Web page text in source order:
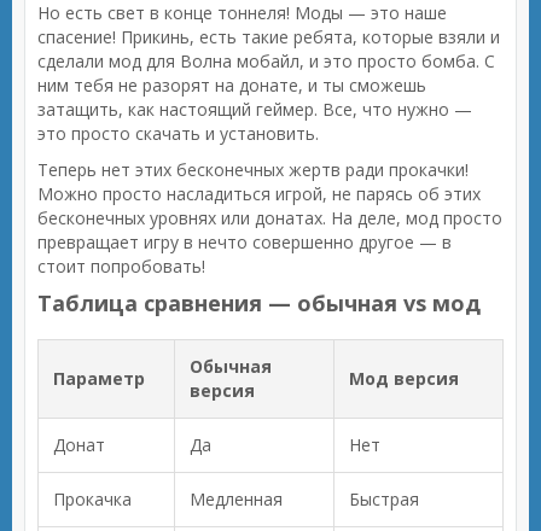
Но есть свет в конце тоннеля! Моды — это наше
спасение! Прикинь, есть такие ребята, которые взяли и
сделали мод для Волна мобайл, и это просто бомба. С
ним тебя не разорят на донате, и ты сможешь
затащить, как настоящий геймер. Все, что нужно —
это просто скачать и установить.
Теперь нет этих бесконечных жертв ради прокачки!
Можно просто насладиться игрой, не парясь об этих
бесконечных уровнях или донатах. На деле, мод просто
превращает игру в нечто совершенно другое — в
стоит попробовать!
Таблица сравнения — обычная vs мод
Параметр
Обычная
версия
Мод версия
Донат Да Нет
Прокачка Медленная Быстрая